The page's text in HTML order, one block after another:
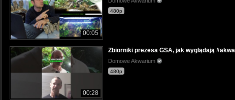
00:05
480p
00:28
Zbiorniki prezesa GSA, jak wyglądają
Domowe Akwarium
480p